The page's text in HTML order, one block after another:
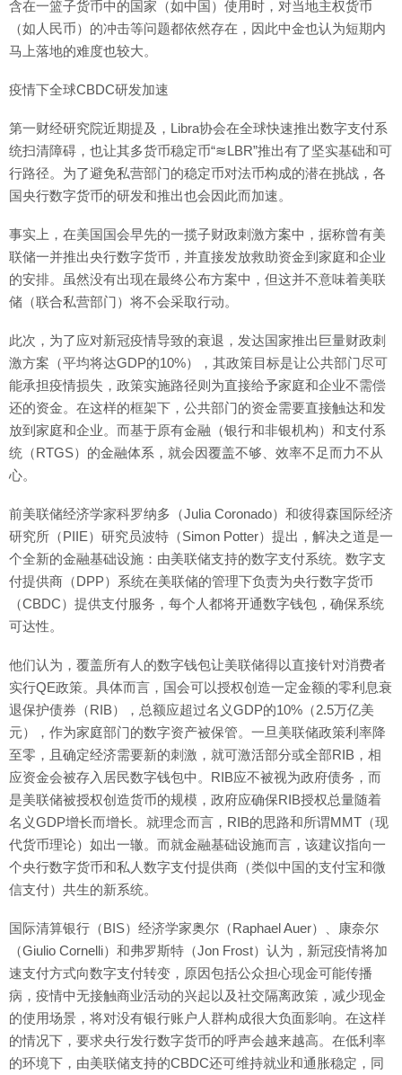
含在一篮子货币中的国家（如中国）使用时，对当地主权货币
（如人民币）的冲击等问题都依然存在，因此中金也认为短期内
马上落地的难度也较大。
疫情下全球CBDC研发加速
第一财经研究院近期提及，Libra协会在全球快速推出数字支付系
统扫清障碍，也让其多货币稳定币“≋LBR”推出有了坚实基础和可
行路径。为了避免私营部门的稳定币对法币构成的潜在挑战，各
国央行数字货币的研发和推出也会因此而加速。
事实上，在美国国会早先的一揽子财政刺激方案中，据称曾有美
联储一并推出央行数字货币，并直接发放救助资金到家庭和企业
的安排。虽然没有出现在最终公布方案中，但这并不意味着美联
储（联合私营部门）将不会采取行动。
此次，为了应对新冠疫情导致的衰退，发达国家推出巨量财政刺
激方案（平均将达GDP的10%），其政策目标是让公共部门尽可
能承担疫情损失，政策实施路径则为直接给予家庭和企业不需偿
还的资金。在这样的框架下，公共部门的资金需要直接触达和发
放到家庭和企业。而基于原有金融（银行和非银机构）和支付系
统（RTGS）的金融体系，就会因覆盖不够、效率不足而力不从
心。
前美联储经济学家科罗纳多（Julia Coronado）和彼得森国际经济
研究所（PIIE）研究员波特（Simon Potter）提出，解决之道是一
个全新的金融基础设施：由美联储支持的数字支付系统。数字支
付提供商（DPP）系统在美联储的管理下负责为央行数字货币
（CBDC）提供支付服务，每个人都将开通数字钱包，确保系统
可达性。
他们认为，覆盖所有人的数字钱包让美联储得以直接针对消费者
实行QE政策。具体而言，国会可以授权创造一定金额的零利息衰
退保护债券（RIB），总额应超过名义GDP的10%（2.5万亿美
元），作为家庭部门的数字资产被保管。一旦美联储政策利率降
至零，且确定经济需要新的刺激，就可激活部分或全部RIB，相
应资金会被存入居民数字钱包中。RIB应不被视为政府债务，而
是美联储被授权创造货币的规模，政府应确保RIB授权总量随着
名义GDP增长而增长。就理念而言，RIB的思路和所谓MMT（现
代货币理论）如出一辙。而就金融基础设施而言，该建议指向一
个央行数字货币和私人数字支付提供商（类似中国的支付宝和微
信支付）共生的新系统。
国际清算银行（BIS）经济学家奥尔（Raphael Auer）、康奈尔
（Giulio Cornelli）和弗罗斯特（Jon Frost）认为，新冠疫情将加
速支付方式向数字支付转变，原因包括公众担心现金可能传播
病，疫情中无接触商业活动的兴起以及社交隔离政策，减少现金
的使用场景，将对没有银行账户人群构成很大负面影响。在这样
的情况下，要求央行发行数字货币的呼声会越来越高。在低利率
的环境下，由美联储支持的CBDC还可维持就业和通胀稳定，同